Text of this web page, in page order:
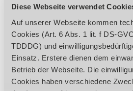
Diese Webseite verwendet
Auf unserer Webseite kommen
Cookies (Art. 6 Abs. 1 lit. f DS-
TDDDG) und
Einsatz. Erstere dienen dem
Betrieb der Webseite. Die
Cookies haben verschiedene
Sicherheitselektrik in 24
Garantierte
mm in der Bohrspindel
Bedienungsfreundlicher
Sicherheitsschalter nach
Bohrspindel mit